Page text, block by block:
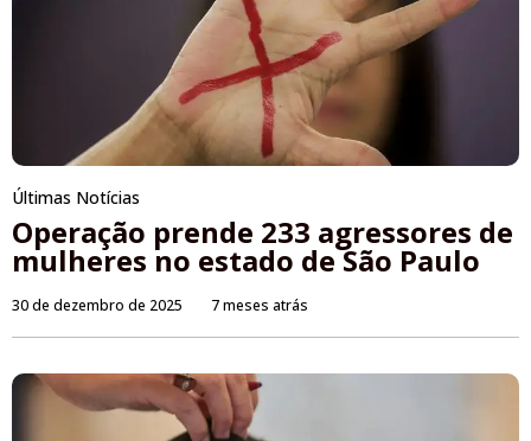
Últimas Notícias
Operação prende 233 agressores de
mulheres no estado de São Paulo
30 de dezembro de 2025 7 meses atrás